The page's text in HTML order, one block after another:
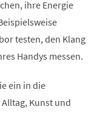
ihre Energie
testen, den Klang
Handys messen.
ein in die
Kunst und